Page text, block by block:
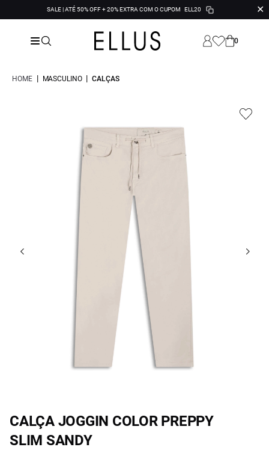
SALE | ATÉ 50% OFF + 20% EXTRA COM O CUPOM ELL20 ✕
0
HOME | MASCULINO | CALÇAS
CALÇA JOGGIN COLOR PREPPY
SLIM SANDY